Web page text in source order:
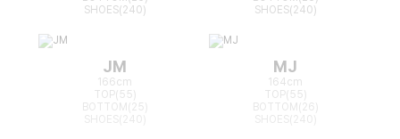
SHOES(240)
SHOES(240)
JM
166cm
TOP(55)
BOTTOM(25)
MJ
164cm
TOP(55)
BOTTOM(26)